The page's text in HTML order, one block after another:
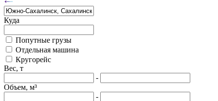
Куда
Попутные грузы
Отдельная машина
Кругорейс
Вес, т
-
Объем, м³
-